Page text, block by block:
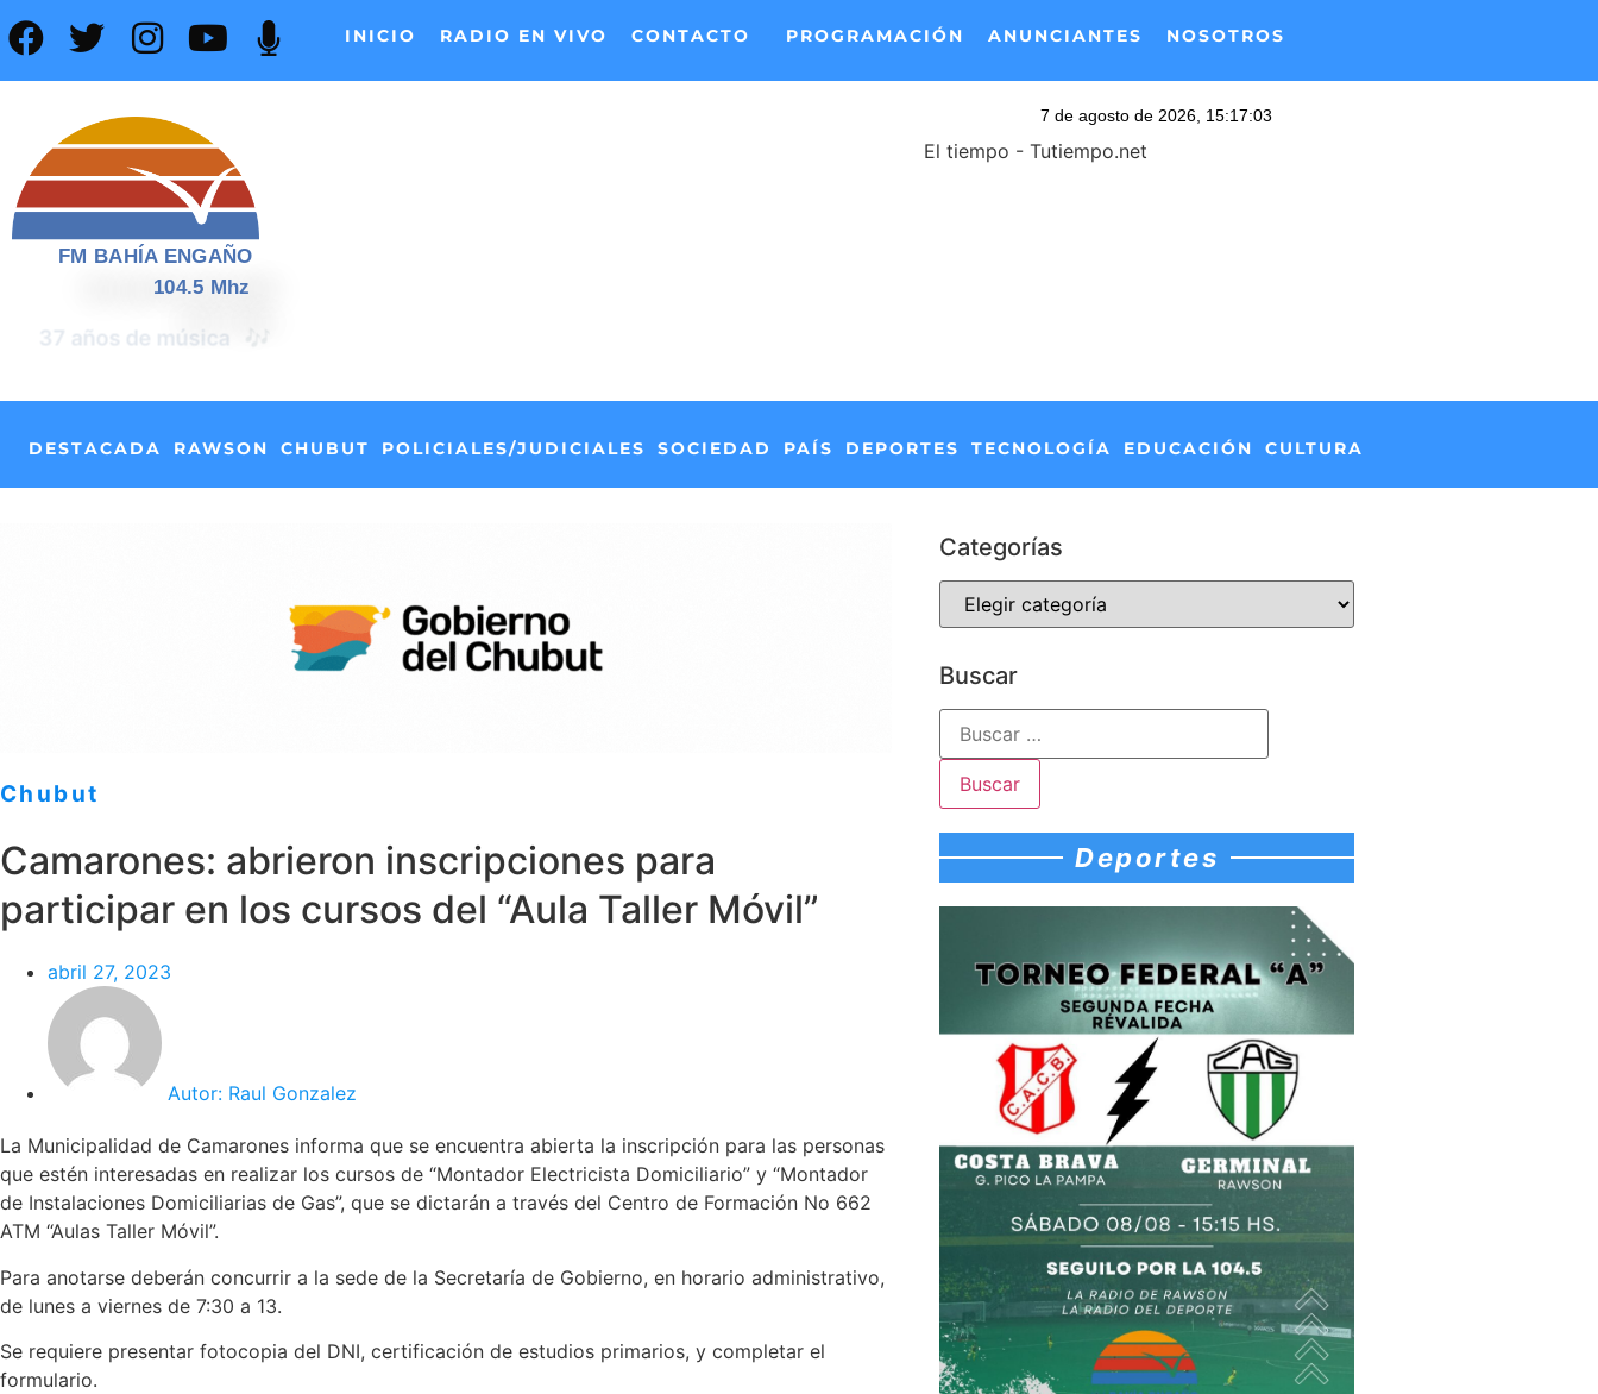
INICIO RADIO EN VIVO CONTACTO PROGRAMACIÓN ANUNCIANTES NOSOTROS
FM BAHÍA ENGAÑO
104.5 Mhz
37 años de noticias
El tiempo - Tutiempo.net
DESTACADA RAWSON CHUBUT POLICIALES/JUDICIALES SOCIEDAD PAÍS DEPORTES TECNOLOGÍA EDUCACIÓN CULTURA
Chubut
Camarones: abrieron inscripciones para
participar en los cursos del “Aula Taller Móvil”
abril 27, 2023
Autor: Raul Gonzalez
La Municipalidad de Camarones informa que se encuentra abierta la inscripción para las personas
que estén interesadas en realizar los cursos de “Montador Electricista Domiciliario” y “Montador
de Instalaciones Domiciliarias de Gas”, que se dictarán a través del Centro de Formación No 662
ATM “Aulas Taller Móvil”.
Para anotarse deberán concurrir a la sede de la Secretaría de Gobierno, en horario administrativo,
de lunes a viernes de 7:30 a 13.
Se requiere presentar fotocopia del DNI, certificación de estudios primarios, y completar el
formulario.
Categorías
Buscar
Deportes